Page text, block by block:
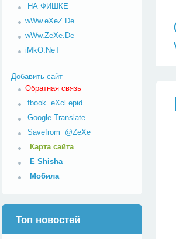
НА ФИШКЕ
wWw.eXeZ.De
wWw.ZeXe.De
iMkO.NeT
Добавить сайт
Обратная связь
fbook eXcl epid
Google Translate
Savefrom @ZeXe
Карта сайта
E Shisha
Мобила
Топ новостей